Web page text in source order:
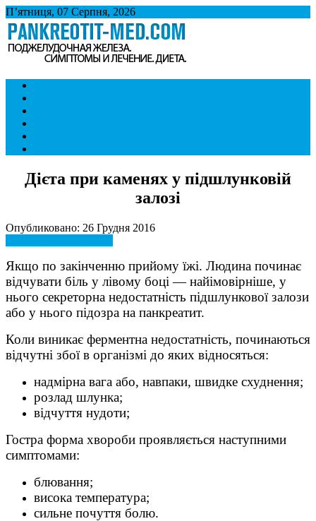
П’ятниця, 07 Серпня, 2026
Панкреатит
Підшлункова залоза. Симптоми і лікування панкреатиту. Дієта
при панкреатиті.
Дієта при каменях у підшлунковій
залозі
Опубликовано: 26 Грудня 2016
Якщо по закінченню прийому їжі. Людина починає
відчувати біль у лівому боці — найімовірніше, у
нього секреторна недостатність підшлункової залози
або у нього підозра на панкреатит.
Коли виникає ферментна недостатність, починаються
відчутні збої в організмі до яких відносяться:
надмірна вага або, навпаки, швидке схуднення;
розлад шлунка;
відчуття нудоти;
Гостра форма хвороби проявляється наступними
симптомами:
блювання;
висока температура;
сильне почуття болю.